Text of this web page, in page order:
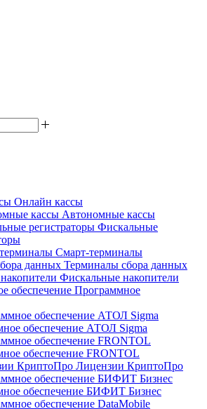
Онлайн кассы
Автономные кассы
Фискальные
Смарт-терминалы
Терминалы сбора данных
Фискальные накопители
Программное
обеспечение АТОЛ Sigma
обеспечение FRONTOL
Лицензии КриптоПро
обеспечение БИФИТ Бизнес